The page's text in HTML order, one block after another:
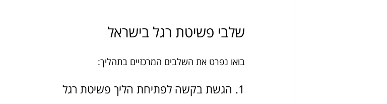
שלבי פשיטת רגל בישראל
בואו נפרט את השלבים המרכזיים בתהליך:
1. הגשת בקשה לפתיחת הליך פשיטת רגל